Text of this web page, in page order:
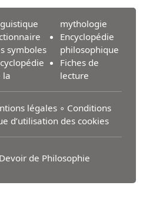
symboles
la
mythologie
Encyclopédie
philosophique
Fiches de
lecture
légales ∘ Conditions
d’utilisation des cookies
de Philosophie